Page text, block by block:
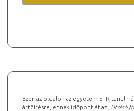
Ezen az oldalon az egyetem ETR
áttöltésre, ennek időpontját az „ Utolsó